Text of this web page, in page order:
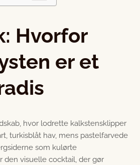
Hvorfor
er et
hvor lodrette kalkstensklipper
turkisblåt hav, mens pastelfarvede
som kulørte
den visuelle cocktail, der gør